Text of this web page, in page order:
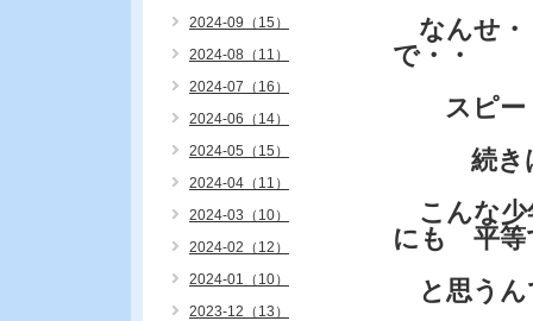
なんせ・
で・・
スピー
続きは
こんな少
にも 平等
と思うん
2024-09（15）
2024-08（11）
2024-07（16）
2024-06（14）
2024-05（15）
2024-04（11）
2024-03（10）
2024-02（12）
2024-01（10）
2023-12（13）